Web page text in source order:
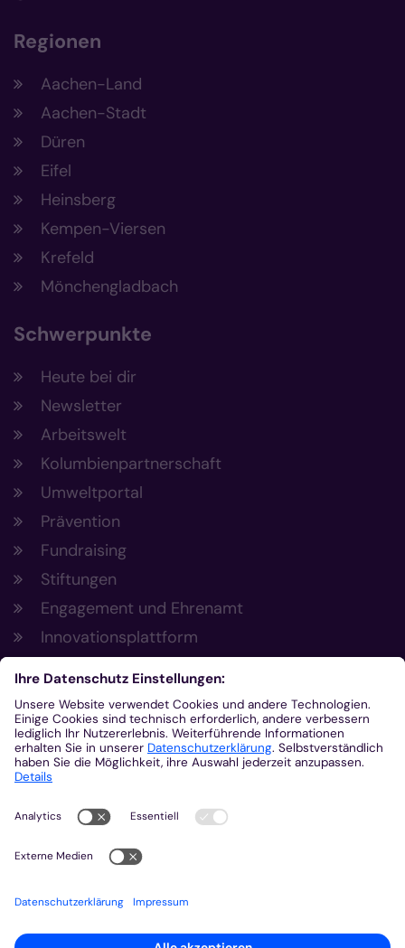
Regionen
Aachen-Land
Aachen-Stadt
Düren
Eifel
Heinsberg
Kempen-Viersen
Krefeld
Mönchengladbach
Schwerpunkte
Heute bei dir
Newsletter
Arbeitswelt
Kolumbienpartnerschaft
Umweltportal
Prävention
Fundraising
Stiftungen
Engagement und Ehrenamt
Innovationsplattform
Aus der Plattform
Nachrichten
Veranstaltungen
Gottesdienste
Stellenangebote
Kirchenzeitung
Amtsblatt (Kirchlicher Anzeiger)
Rechtsdatenbank
Meldestelle gemäß Hinweisgeberschutzgesetz